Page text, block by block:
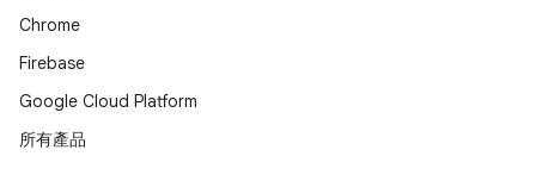
Chrome
Firebase
Google Cloud Platform
所有產品